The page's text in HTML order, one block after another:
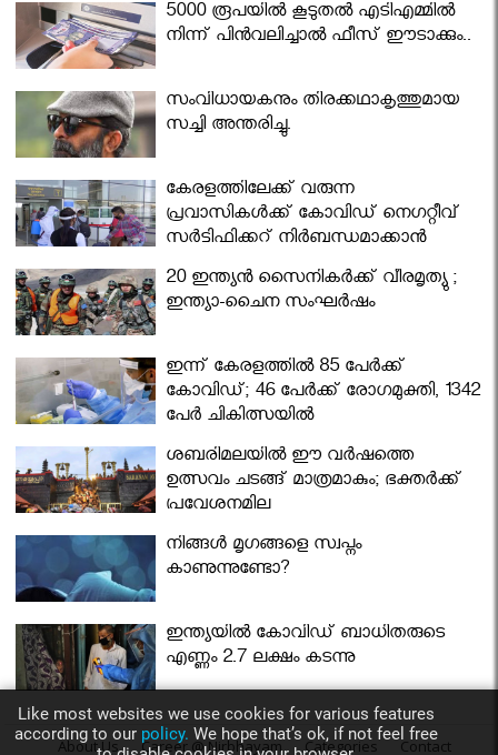
5000 രൂപയിൽ കൂടുതൽ എടിഎമ്മിൽ
നിന്ന് പിൻവലിച്ചാൽ ഫീസ് ഈടാക്കും..
സംവിധായകനും തിരക്കഥാകൃത്തുമായ
സച്ചി അന്തരിച്ചു.
കേരളത്തിലേക്ക് വരുന്ന
പ്രവാസികള്‍ക്ക് കോവിഡ് നെഗറ്റീവ്
സര്‍ട്ടിഫിക്കറ്റ് നിർബന്ധമാക്കാൻ
മന്ത്രിസഭ
20 ഇന്ത്യൻ സൈനികർക്ക് വീരമൃത്യു ;
ഇന്ത്യാ-ചൈന സംഘർഷം
ഇന്ന് കേരളത്തിൽ 85 പേർക്ക്
കോവിഡ്; 46 പേർക്ക് രോഗമുക്തി, 1342
പേർ ചികിത്സയിൽ
ശബരിമലയില്‍ ഈ വർഷത്തെ
ഉത്സവം ചടങ്ങ് മാത്രമാകും; ഭക്തർക്ക്
പ്രവേശനമില്ല
നിങ്ങള്‍ മൃഗങ്ങളെ സ്വപ്നം
കാണുന്നുണ്ടോ?
ഇന്ത്യയിൽ കോവിഡ് ബാധിതരുടെ
എണ്ണം 2.7 ലക്ഷം കടന്നു
About Us Career @ Nirbhayam Categories Contact
Like most websites we use cookies for various features
according to our policy. We hope that’s ok, if not feel free